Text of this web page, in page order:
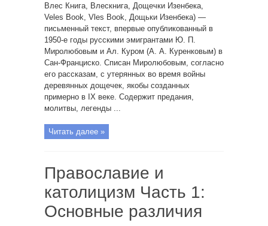
Влес Книга, Влескнига, Дощечки Изенбека,
Veles Book, Vles Book, Дощьки Изенбека) —
письменный текст, впервые опубликованный в
1950-е годы русскими эмигрантами Ю. П.
Миролюбовым и Ал. Куром (А. А. Куренковым) в
Сан-Франциско. Списан Миролюбовым, согласно
его рассказам, с утерянных во время войны
деревянных дощечек, якобы созданных
примерно в IX веке. Содержит предания,
молитвы, легенды ...
Читать далее »
Православие и
католицизм Часть 1:
Основные различия